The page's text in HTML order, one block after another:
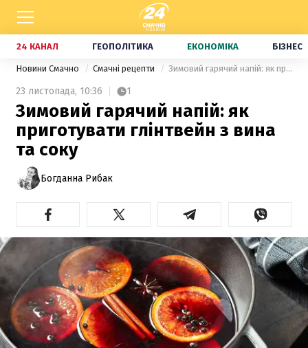
24 КАНАЛ ГЕОПОЛІТИКА ЕКОНОМІКА БІЗНЕС
Новини Смачно Смачні рецепти Зимовий гарячий напій: як приготувати глінтвейн з вина та соку
23 листопада, 10:36 1
Зимовий гарячий напій: як
приготувати глінтвейн з вина
та соку
Богданна Рибак